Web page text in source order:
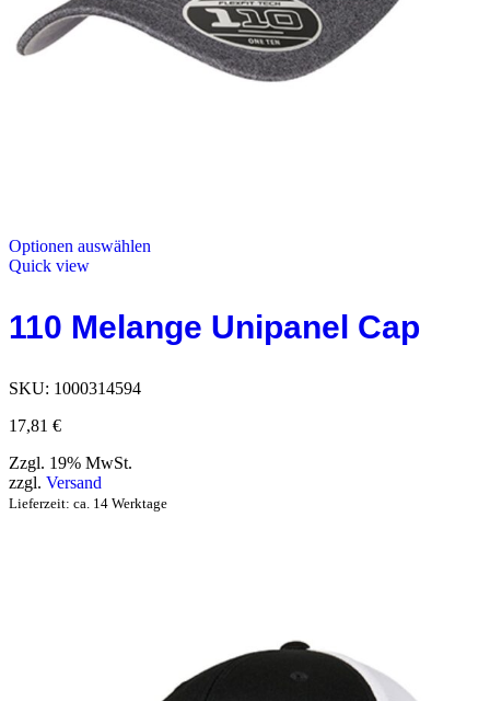
Optionen auswählen
Quick view
110 Melange Unipanel Cap
SKU: 1000314594
17,81 €
Zzgl. 19% MwSt.
zzgl. Versand
Lieferzeit: ca. 14 Werktage